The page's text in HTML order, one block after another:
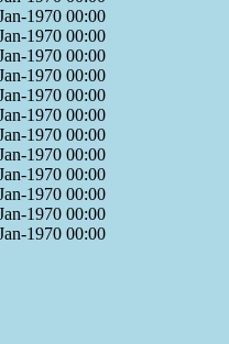
1970 00:00
1970 00:00
1970 00:00
1970 00:00
1970 00:00
1970 00:00
1970 00:00
1970 00:00
1970 00:00
1970 00:00
1970 00:00
1970 00:00